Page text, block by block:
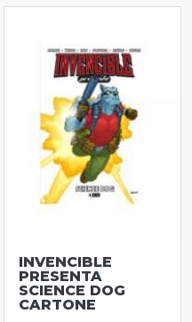
INVENCIBLE
PRESENTA
SCIENCE DOG
CARTONE